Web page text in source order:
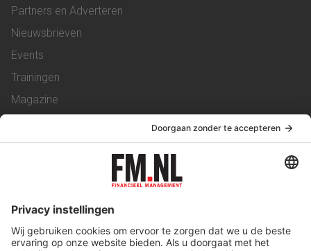
Partners en Adverteren
Nieuwsbrieven
Events
Trainingen
Magazine
Service & Contact
Werken bij ons
Privacy Statement